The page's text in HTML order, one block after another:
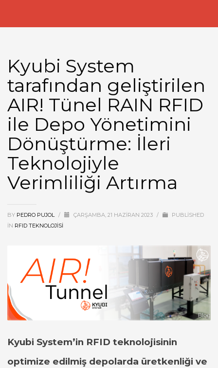
Kyubi System
tarafından geliştirilen
AIR! Tünel RAIN RFID
ile Depo Yönetimini
Dönüştürme: İleri
Teknolojiyle
Verimliliği Artırma
BY PEDRO PUJOL / ÇARŞAMBA, 21 HAZIRAN 2023 /
PUBLISHED
IN RFID TEKNOLOJISI
Kyubi System’in RFID teknolojisinin
optimize edilmiş depolarda üretkenliği ve